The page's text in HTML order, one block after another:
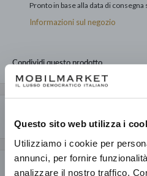
Questo sito web utilizza i
Utilizziamo i cookie per
annunci, per fornire
analizzare il nostro traffico.
Pronto in base alla data di
Informazioni sul negozio
Condividi questo prodotto
Prodotto di expo, visto e piaciuto
Disponibile presso Boutique Firenze
Perché acquistare da